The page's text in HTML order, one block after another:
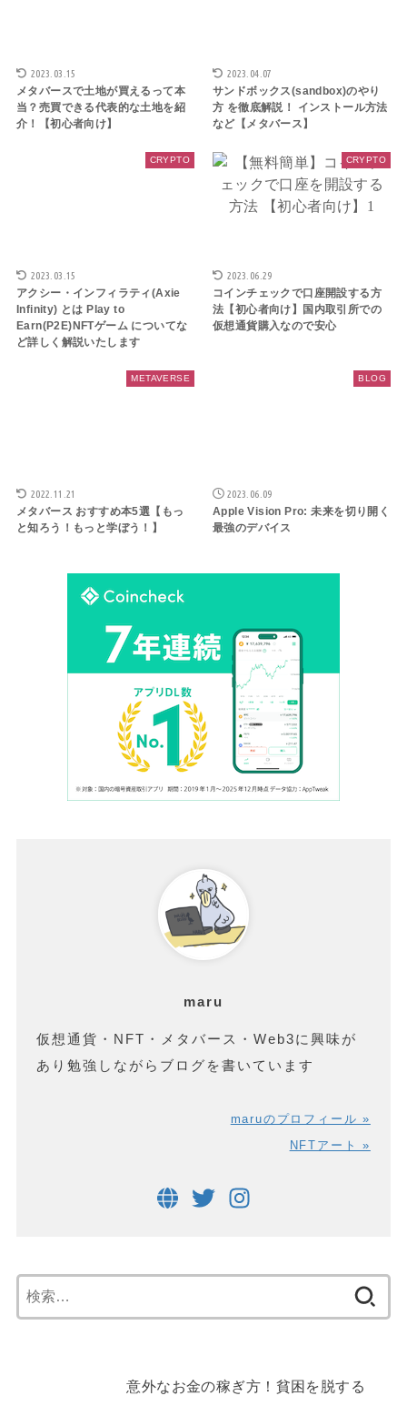
2023.03.15
メタバースで土地が買えるって本
当？売買できる代表的な土地を紹
介！【初心者向け】
2023.04.07
サンドボックス(sandbox)のやり
方 を徹底解説！ インストール方法
など【メタバース】
CRYPTO
2023.03.15
アクシー・インフィラティ(Axie
Infinity) とは Play to
Earn(P2E)NFTゲーム についてな
ど詳しく解説いたします
CRYPTO
2023.06.29
コインチェックで口座開設する方
法【初心者向け】国内取引所での
仮想通貨購入なので安心
METAVERSE
2022.11.21
メタバース おすすめ本5選【もっ
と知ろう！もっと学ぼう！】
BLOG
2023.06.09
Apple Vision Pro: 未来を切り開く
最強のデバイス
maru
仮想通貨・NFT・メタバース・Web3に興味が
あり勉強しながらブログを書いています
maruのプロフィール »
NFTアート »
索:
意外なお金の稼ぎ方！貧困を脱する